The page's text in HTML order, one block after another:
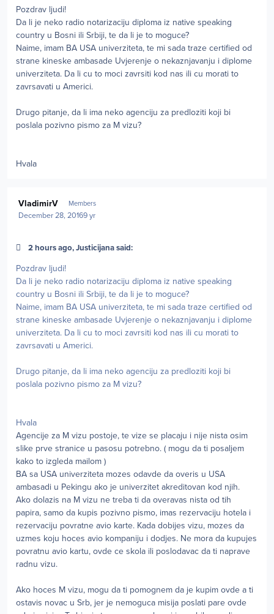
Pozdrav ljudi!
Da li je neko radio notarizaciju diploma iz native speaking
country u Bosni ili Srbiji, te da li je to moguce?
Naime, imam BA USA univerziteta, te mi sada traze certified od
strane kineske ambasade Uvjerenje o nekaznjavanju i diplome
univerziteta. Da li cu to moci zavrsiti kod nas ili cu morati to
zavrsavati u Americi.
Drugo pitanje, da li ima neko agenciju za predloziti koji bi
poslala pozivno pismo za M vizu?
Hvala
VladimirV Members
December 28, 20169 yr
2 hours ago, Justicijana said:
Pozdrav ljudi!
Da li je neko radio notarizaciju diploma iz native speaking
country u Bosni ili Srbiji, te da li je to moguce?
Naime, imam BA USA univerziteta, te mi sada traze certified od
strane kineske ambasade Uvjerenje o nekaznjavanju i diplome
univerziteta. Da li cu to moci zavrsiti kod nas ili cu morati to
zavrsavati u Americi.
Drugo pitanje, da li ima neko agenciju za predloziti koji bi
poslala pozivno pismo za M vizu?
Hvala
Agencije za M vizu postoje, te vize se placaju i nije nista osim
slike prve stranice u pasosu potrebno. ( mogu da ti posaljem
kako to izgleda mailom )
BA sa USA univerziteta mozes odavde da overis u USA
ambasadi u Pekingu ako je univerzitet akreditovan kod njih.
Ako dolazis na M vizu ne treba ti da overavas nista od tih
papira, samo da kupis pozivno pismo, imas rezervaciju hotela i
rezervaciju povratne avio karte. Kada dobijes vizu, mozes da
uzmes koju hoces avio kompaniju i dodjes. Ne mora da kupujes
povratnu avio kartu, ovde ce skola ili poslodavac da ti naprave
radnu vizu.
Ako hoces M vizu, mogu da ti pomognem da je kupim ovde a ti
ostavis novac u Srb, jer je nemoguca misija poslati pare ovde